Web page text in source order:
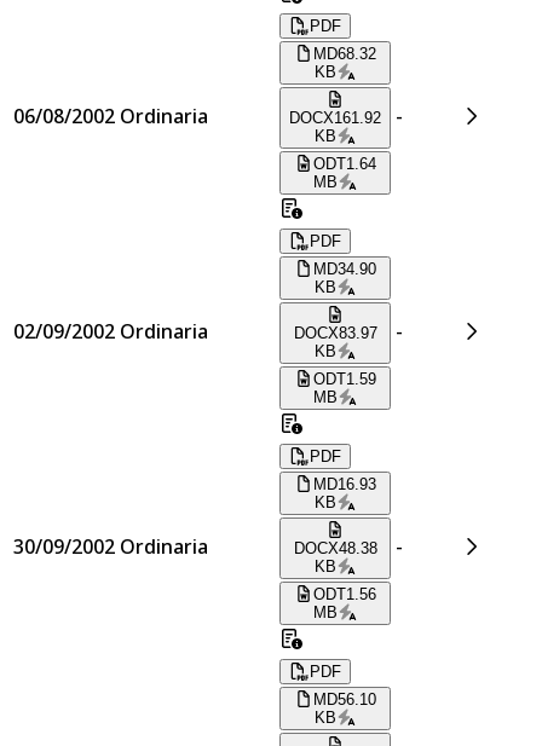
06/08/2002 Ordinaria
PDF
MD68.32
KB
DOCX161.92
KB
ODT1.64
MB
-
02/09/2002 Ordinaria
PDF
MD34.90
KB
DOCX83.97
KB
ODT1.59
MB
-
30/09/2002 Ordinaria
PDF
MD16.93
KB
DOCX48.38
KB
ODT1.56
MB
-
PDF
MD56.10
KB